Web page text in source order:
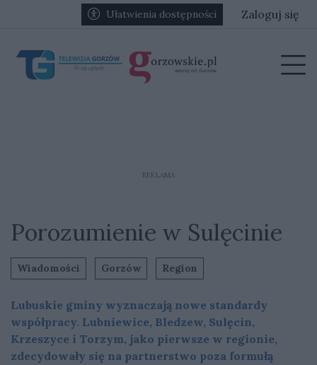
Przejdź do głównych treści
Przejdź do głównego menuUłatwienia dostępności Zaloguj się
REKLAMA
Porozumienie w Sulęcinie
Wiadomości Gorzów Region
Lubuskie gminy wyznaczają nowe standardy
współpracy. Lubniewice, Bledzew, Sulęcin,
Krzeszyce i Torzym, jako pierwsze w regionie,
zdecydowały się na partnerstwo poza formułą